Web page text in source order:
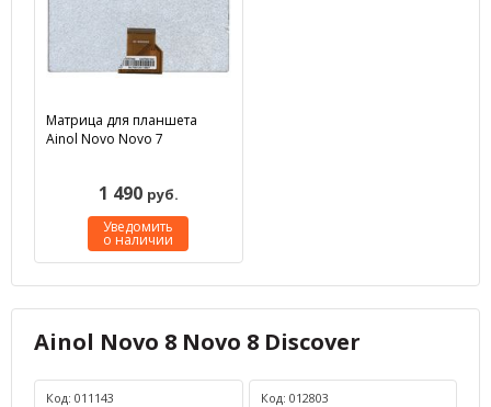
Матрица для планшета
Ainol Novo Novo 7
1 490 руб.
Уведомить
о наличии
Ainol Novo 8 Novo 8 Discover
Код: 011143 Код: 012803